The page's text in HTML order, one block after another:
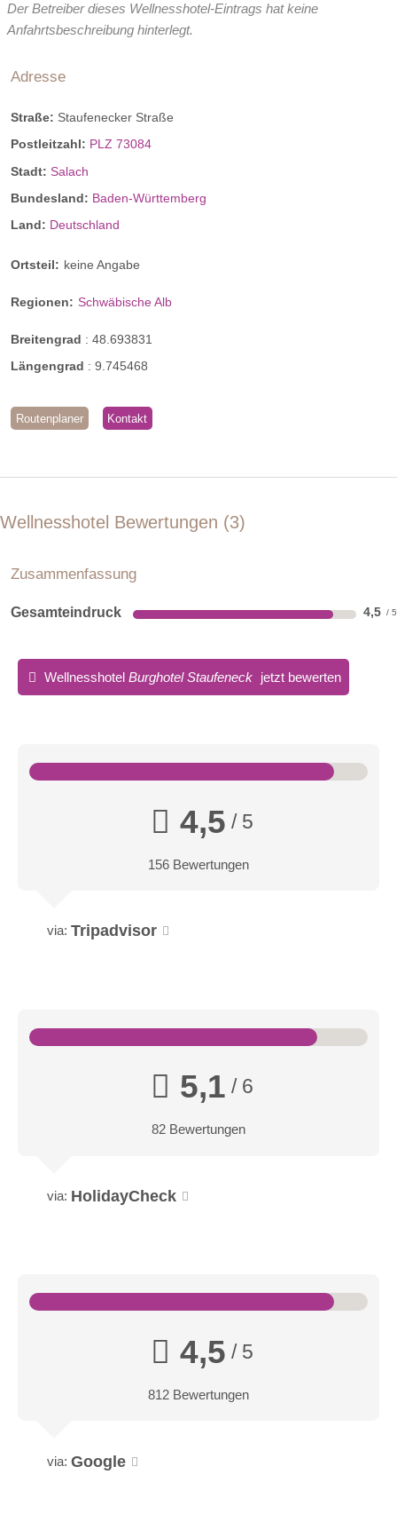
Der Betreiber dieses Wellnesshotel-Eintrags hat keine
Anfahrtsbeschreibung hinterlegt.
Adresse
Straße: Staufenecker Straße
Postleitzahl: PLZ 73084
Stadt: Salach
Bundesland: Baden-Württemberg
Land: Deutschland
Ortsteil: keine Angabe
Regionen: Schwäbische Alb
Breitengrad : 48.693831
Längengrad : 9.745468
Routenplaner Kontakt
Wellnesshotel Bewertungen 3
Zusammenfassung
Gesamteindruck 4,5
Wellnesshotel Burghotel Staufeneck jetzt bewerten
4,5 / 5
156 Bewertungen
via: Tripadvisor
5,1 / 6
82 Bewertungen
via: HolidayCheck
4,5 / 5
812 Bewertungen
via: Google